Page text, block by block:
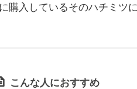
購入しているそのハチミツ
こんな人におすすめ